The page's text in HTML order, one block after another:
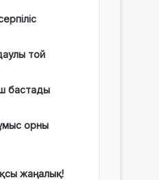
той
бастады
орны
жаңалық!